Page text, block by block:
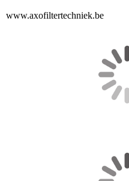
www.axofiltertechniek.be